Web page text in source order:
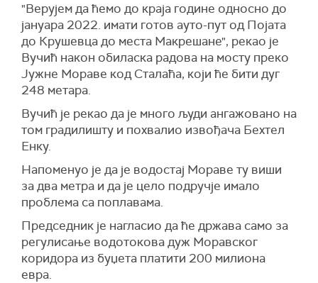
"Верујем да ћемо до краја године односно до
јануара 2022. имати готов ауто-пут од Појата
до Крушевца до места Макрешане", рекао је
Вучић након обиласка радова на мосту преко
Јужне Мораве код Сталаћа, који ће бити дуг
248 метара.
Вучић је рекао да је много људи ангажовано на
том градилишту и похвалио извођача Бехтел
Енку.
Напоменуо је да је водостај Мораве ту виши
за два метра и да је цело подручје имало
проблема са поплавама.
Председник је нагласио да ће држава само за
регулисање водотокова дуж Моравског
коридора из буџета платити 200 милиона
евра.